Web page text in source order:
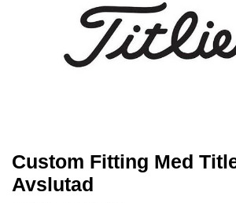
Custom Fitting Med
Avslutad